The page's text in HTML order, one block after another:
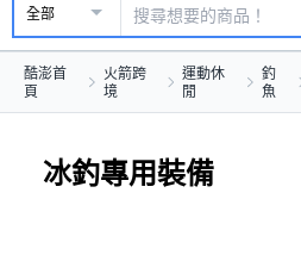
全部
酷澎首
頁
火箭跨
境
運動休
閒
釣
魚
冰釣專用裝備